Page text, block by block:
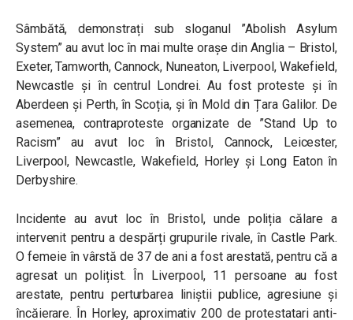
Sâmbătă, demonstrați sub sloganul ”Abolish Asylum
System” au avut loc în mai multe orașe din Anglia – Bristol,
Exeter, Tamworth, Cannock, Nuneaton, Liverpool, Wakefield,
Newcastle și în centrul Londrei. Au fost proteste și în
Aberdeen și Perth, în Scoția, și în Mold din Țara Galilor. De
asemenea, contraproteste organizate de ”Stand Up to
Racism” au avut loc în Bristol, Cannock, Leicester,
Liverpool, Newcastle, Wakefield, Horley și Long Eaton în
Derbyshire.
Incidente au avut loc în Bristol, unde poliția călare a
intervenit pentru a despărți grupurile rivale, în Castle Park.
O femeie în vârstă de 37 de ani a fost arestată, pentru că a
agresat un polițist. În Liverpool, 11 persoane au fost
arestate, pentru perturbarea liniștii publice, agresiune și
încăierare. În Horley, aproximativ 200 de protestatari anti-